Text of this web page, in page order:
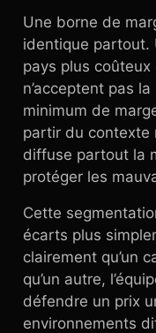
Une borne de
identique partout.
pays plus coûteux
n’acceptent pas
minimum de
partir du contexte
diffuse partout la
protéger les
Cette
écarts plus
clairement qu’un
qu’un autre,
défendre un prix
environnements